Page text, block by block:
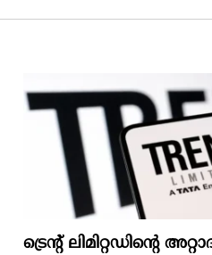
ട്രെന്റ് ലിമിറ്റഡിന്റെ